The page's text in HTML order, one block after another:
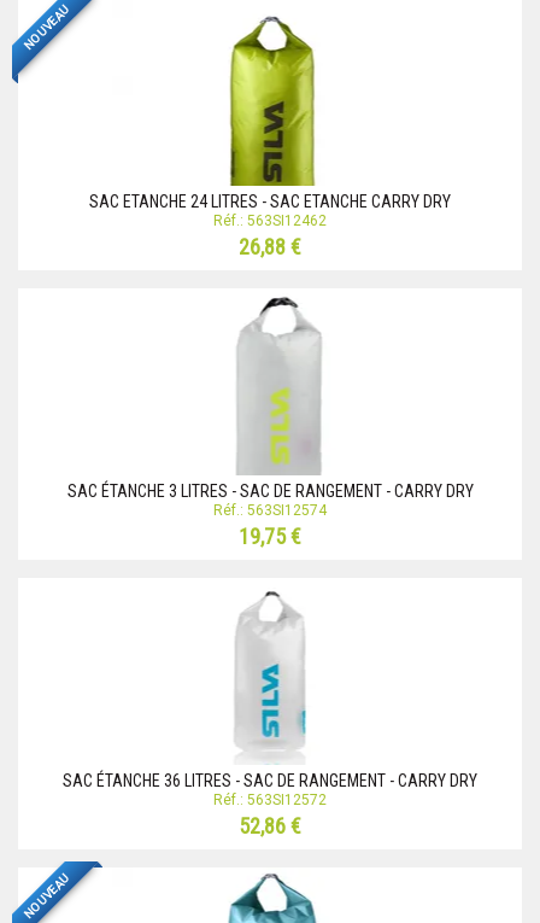
NOUVEAU
SAC ETANCHE 24 LITRES - SAC ETANCHE CARRY DRY
Réf.: 563SI12462
26,88 €
SAC ÉTANCHE 3 LITRES - SAC DE RANGEMENT - CARRY DRY
Réf.: 563SI12574
19,75 €
SAC ÉTANCHE 36 LITRES - SAC DE RANGEMENT - CARRY DRY
Réf.: 563SI12572
52,86 €
NOUVEAU